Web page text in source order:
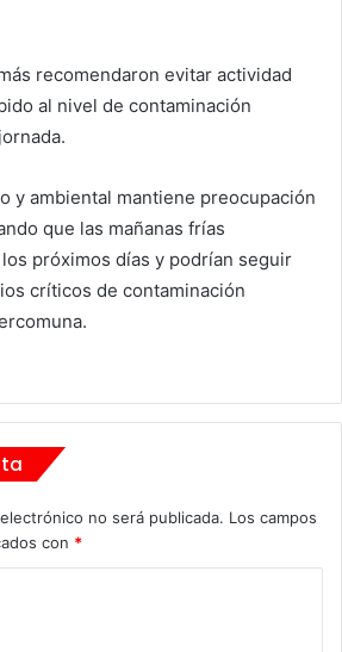
recomendaron evitar actividad
al nivel de contaminación
y ambiental mantiene preocupación
que las mañanas frías
próximos días y podrían seguir
críticos de contaminación
no será publicada. Los campos
con *